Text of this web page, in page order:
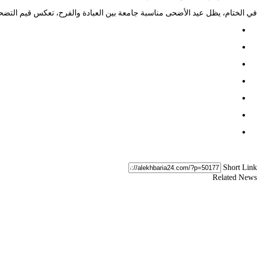
في الختام، يظل عيد الأضحى مناسبة جامعة بين العبادة والفرح، تعكس قيم
Short Link
Related News